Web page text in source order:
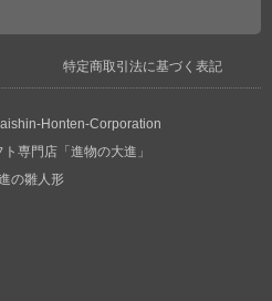
特定商取引法に基づく表記
Honten-Corporation
専門店「進物の大進」
の雛人形